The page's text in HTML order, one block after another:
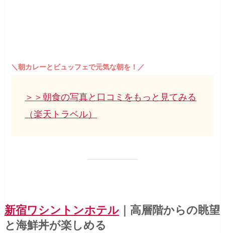
＼朝カレーとビュッフェで元気な朝を！／
＞＞朝食の写真と口コミをもっと見てみる
（楽天トラベル）
新宿ワシントンホテル｜高層階からの眺望
と海鮮丼が楽しめる